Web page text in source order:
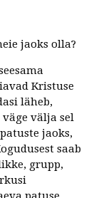
jaoks olla?
Kristuse
läheb,
välja sel
jaoks,
saab
grupp,